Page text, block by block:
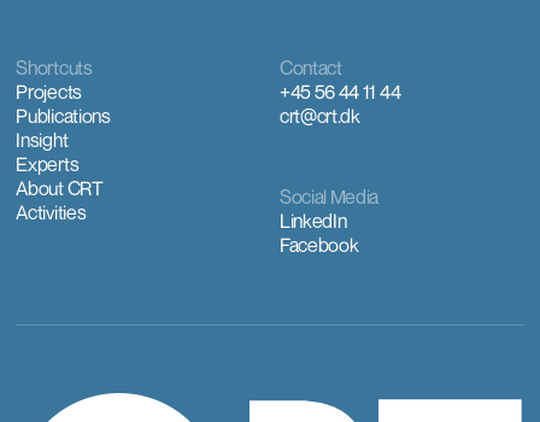
Contact
+45 56 44 11 44
crt@crt.dk
Shortcuts
Projects
Publications
Insight
Experts
About CRT
Activities
Social Media
LinkedIn
Facebook